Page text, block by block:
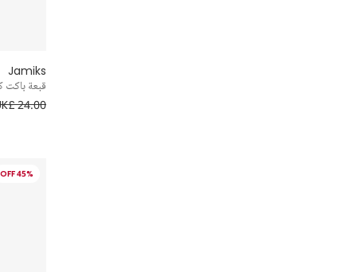
Jamiks
قبعة باكت
24.00
45% OFF